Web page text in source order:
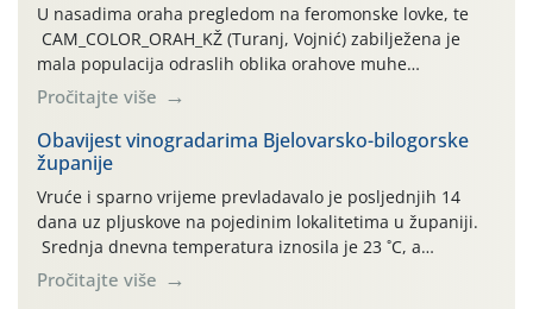
U nasadima oraha pregledom na feromonske lovke, te
CAM_COLOR_ORAH_KŽ (Turanj, Vojnić) zabilježena je
mala populacija odraslih oblika orahove muhe
(Rhagoletis completa). Niska brojnost može se objasniti
činjenicom da je riječ o mladim nasadima s vrlo malim
urodom, što je povezano i s manjim brojem prezimjelih
jedinki. U starijim nasadima, na žutim ljepljivim Rebell
pločama s […]
Pročitajte više
Obavijest vinogradarima Bjelovarsko-bilogorske
županije
Vruće i sparno vrijeme prevladavalo je posljednjih 14
dana uz pljuskove na pojedinim lokalitetima u županiji.
Srednja dnevna temperatura iznosila je 23 ˚C, a
maksimalne su posljednjih dana dosezale do 35 ˚C.
Simptome plamenjače vinove loze (Plasmoparas
Pročitajte više